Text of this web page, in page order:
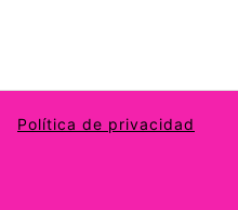
Política de privacidad